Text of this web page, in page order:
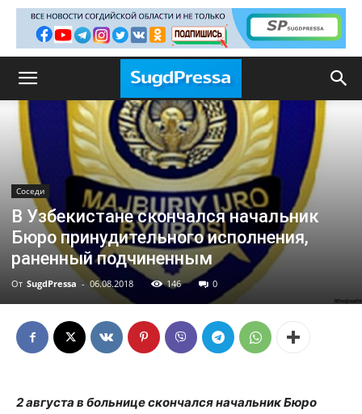
Соседи
В Узбекистане скончался начальник
Бюро принудительного исполнения,
раненный подчиненным
От SugdPressa - 06.08.2018 146 0
2 августа в больнице скончался начальник Бюро